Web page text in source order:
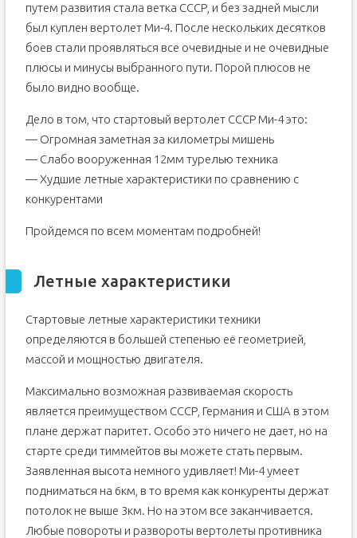
путем развития стала ветка СССР, и без задней мысли
был куплен вертолет Ми-4. После нескольких десятков
боев стали проявляться все очевидные и не очевидные
плюсы и минусы выбранного пути. Порой плюсов не
было видно вообще.
Дело в том, что стартовый вертолет СССР Ми-4 это:
— Огромная заметная за километры мишень
— Слабо вооруженная 12мм турелью техника
— Худшие летные характеристики по сравнению с
конкурентами
Пройдемся по всем моментам подробней!
Летные характеристики
Стартовые летные характеристики техники
определяются в большей степенью её геометрией,
массой и мощностью двигателя.
Максимально возможная развиваемая скорость
является преимуществом СССР, Германия и США в этом
плане держат паритет. Особо это ничего не дает, но на
старте среди тиммейтов вы можете стать первым.
Заявленная высота немного удивляет! Ми-4 умеет
подниматься на 6км, в то время как конкуренты держат
потолок не выше 3км. Но на этом все заканчивается.
Любые повороты и развороты вертолеты противника